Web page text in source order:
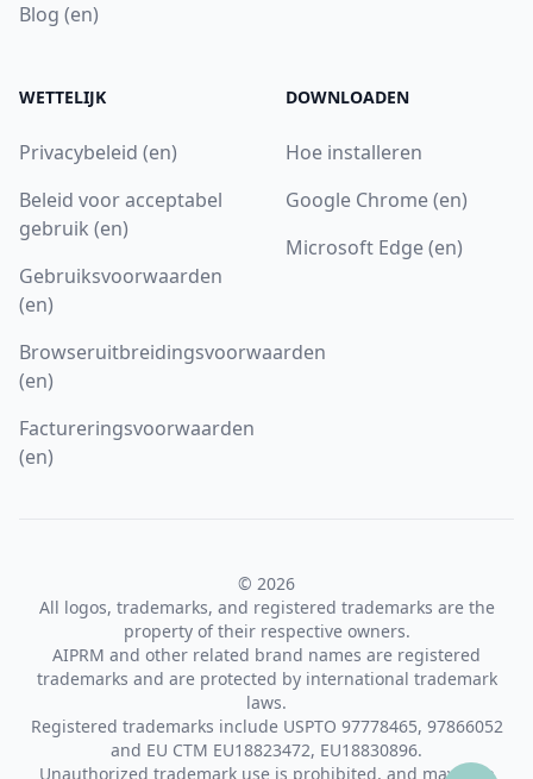
Blog (en)
WETTELIJK
Privacybeleid (en)
Beleid voor acceptabel
gebruik (en)
Gebruiksvoorwaarden
(en)
Browseruitbreidingsvoorwaarden
(en)
Factureringsvoorwaarden
(en)
DOWNLOADEN
Hoe installeren
Google Chrome (en)
Microsoft Edge (en)
© 2026
All logos, trademarks, and registered trademarks are the
property of their respective owners.
AIPRM and other related brand names are registered
trademarks and are protected by international trademark
laws.
Registered trademarks include USPTO 97778465, 97866052
and EU CTM EU18823472, EU18830896.
Unauthorized trademark use is prohibited, and may be a